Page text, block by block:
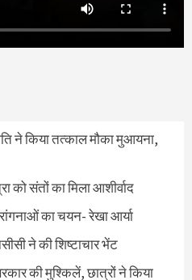
ने किया तत्काल मौका मुआयना,
संतों का मिला आशीर्वाद
का चयन- रेखा आर्या
ने की शिष्टाचार भेंट
की मुश्किलें, छात्रों ने किया